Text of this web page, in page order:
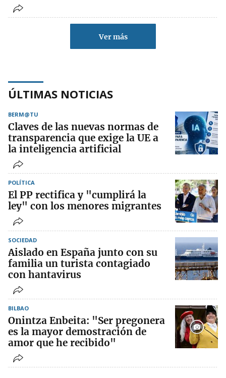
Ver más
ÚLTIMAS NOTICIAS
BERM@TU
Claves de las nuevas normas de
transparencia que exige la UE a
la inteligencia artificial
POLÍTICA
El PP rectifica y "cumplirá la
ley" con los menores migrantes
SOCIEDAD
Aislado en España junto con su
familia un turista contagiado
con hantavirus
BILBAO
Onintza Enbeita: "Ser pregonera
es la mayor demostración de
amor que he recibido"